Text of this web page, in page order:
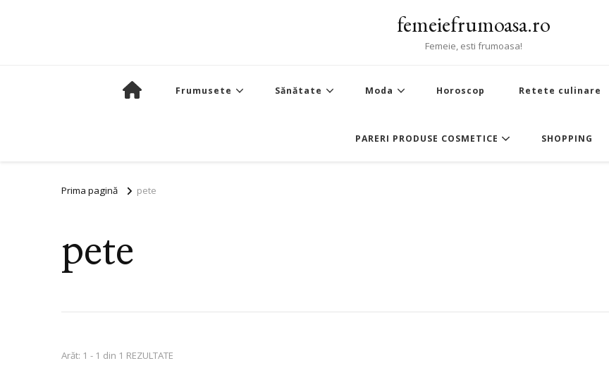
femeiefrumoasa.ro
Femeie, esti frumoasa!
Frumusete Sănătate Moda Horoscop Retete culinare
PARERI PRODUSE COSMETICE SHOPPING
Prima pagină pete
pete
Arăt: 1 - 1 din 1 REZULTATE